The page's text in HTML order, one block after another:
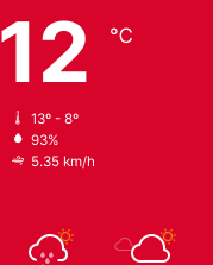
12 ℃
13º - 8º
93%
5.35 km/h